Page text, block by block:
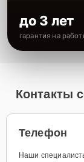
до 3 лет
гарантия на
Контакты
Телефон
Наши